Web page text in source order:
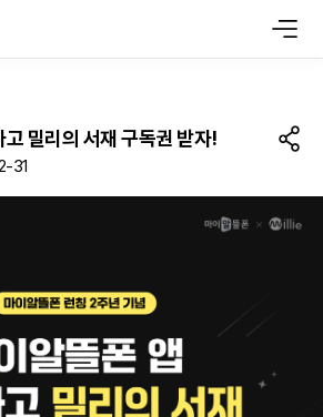
밀리의 서재 구독권 받자!
31